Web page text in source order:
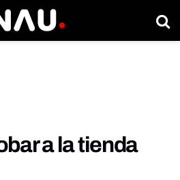
a la tienda